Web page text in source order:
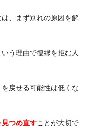
、まず別れの原因を解
う理由で復縁を拒む人
戻せる可能性は低くな
見つめ直すことが大切で